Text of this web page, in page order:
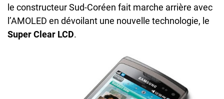
le constructeur Sud-Coréen fait marche arrière avec
l’AMOLED en dévoilant une nouvelle technologie, le
Super Clear LCD.